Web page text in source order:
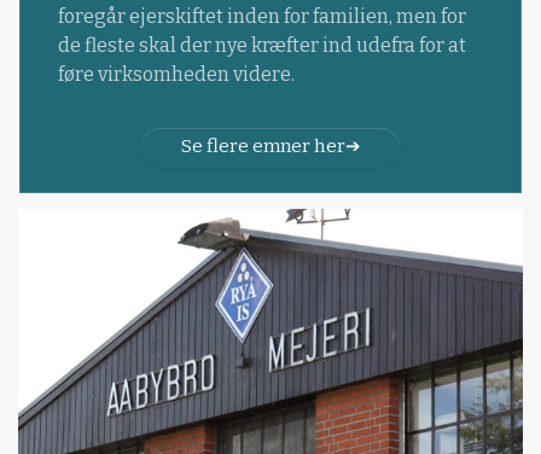
foregår ejerskiftet inden for familien, men for
de fleste skal der nye kræfter ind udefra for at
føre virksomheden videre.
Se flere emner her